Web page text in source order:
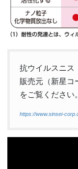
抗ウイルスニス
販売元（新星コ
をご覧ください。
https://www.sinsei-